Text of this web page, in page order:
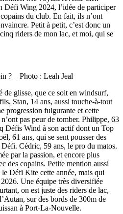
Défi Wing 2024, l’idée de participer
du club. En fait, ils n’ont
Petit à petit, c’est donc un
riders de mon lac, et moi, qui se
? – Photo : Leah Jeal
de glisse, que ce soit en windsurf,
Stan, 14 ans, aussi touche-à-tout
progression fulgurante et cette
pas peur de tomber. Philippe, 63
Défis Wind à son actif dont un Top
61 ans, qui se sent pousser des
Cédric, 59 ans, le pro du matos.
par la passion, et encore plus
des copains. Petite mention aussi
Défi Kite cette année, mais qui
Une équipe très diversifiée
on est juste des riders de lac,
sur des bords de 300m de
à Port-La-Nouvelle.